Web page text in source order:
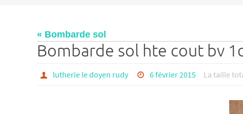
« Bombarde sol
Bombarde sol hte cout bv
lutherie le doyen rudy 6 février 2015 La taille